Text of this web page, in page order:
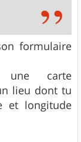
formulaire
une carte
lieu dont tu
et longitude